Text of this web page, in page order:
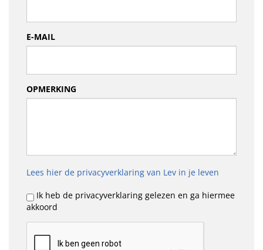
E-MAIL
OPMERKING
Lees hier de privacyverklaring van Lev in je leven
Ik heb de privacyverklaring gelezen en ga hiermee
akkoord